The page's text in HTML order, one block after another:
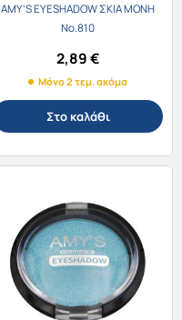
AMY’S EYESHADOW ΣΚΙΑ ΜΟΝΗ
No.810
2,89€
Μόνο 2 τεμ. ακόμα
Στο καλάθι